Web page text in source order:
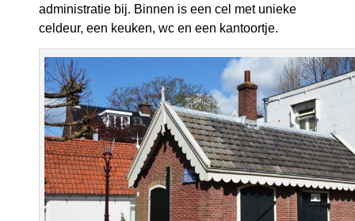
administratie bij. Binnen is een cel met unieke
celdeur, een keuken, wc en een kantoortje.